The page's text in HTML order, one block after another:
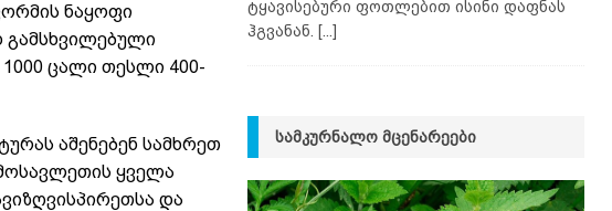
ნაყოფი
გამსხვილებული
ცალი თესლი 400-
აშენებენ სამხრეთ
ყველა
და
ტყავისებური ფოთლებით ისინი დაფნას
ჰგვანან. [...]
ᲡᲐᲛᲙᲣᲠᲜᲐᲚᲝ ᲛᲪᲔᲜᲐᲠᲔᲔᲑᲘ